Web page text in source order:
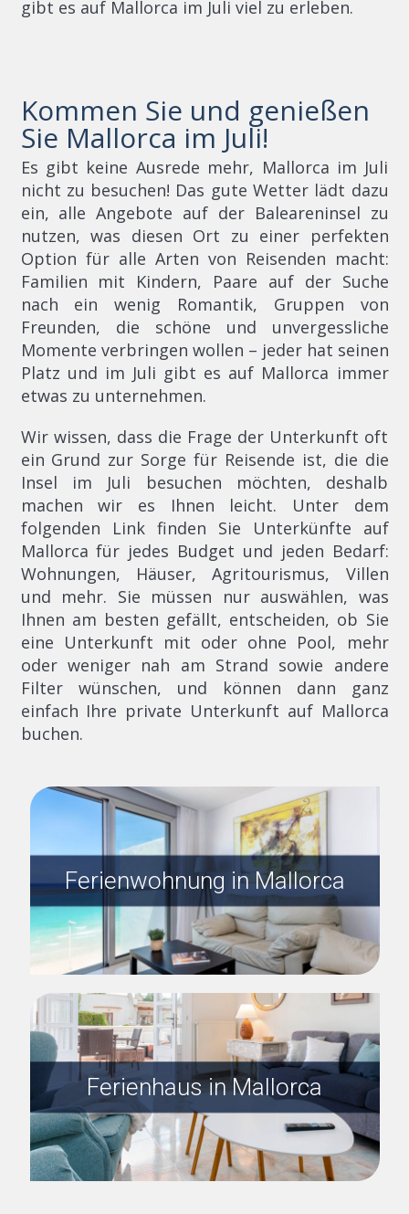
gibt es auf Mallorca im Juli viel zu erleben.
Kommen Sie und genießen
Sie Mallorca im Juli!
Es gibt keine Ausrede mehr, Mallorca im Juli
nicht zu besuchen! Das gute Wetter lädt dazu
ein, alle Angebote auf der Baleareninsel zu
nutzen, was diesen Ort zu einer perfekten
Option für alle Arten von Reisenden macht:
Familien mit Kindern, Paare auf der Suche
nach ein wenig Romantik, Gruppen von
Freunden, die schöne und unvergessliche
Momente verbringen wollen – jeder hat seinen
Platz und im Juli gibt es auf Mallorca immer
etwas zu unternehmen.
Wir wissen, dass die Frage der Unterkunft oft
ein Grund zur Sorge für Reisende ist, die die
Insel im Juli besuchen möchten, deshalb
machen wir es Ihnen leicht. Unter dem
folgenden Link finden Sie Unterkünfte auf
Mallorca für jedes Budget und jeden Bedarf:
Wohnungen, Häuser, Agritourismus, Villen
und mehr. Sie müssen nur auswählen, was
Ihnen am besten gefällt, entscheiden, ob Sie
eine Unterkunft mit oder ohne Pool, mehr
oder weniger nah am Strand sowie andere
Filter wünschen, und können dann ganz
einfach Ihre private Unterkunft auf Mallorca
buchen.
Ferienwohnung in Mallorca
Ferienhaus in Mallorca